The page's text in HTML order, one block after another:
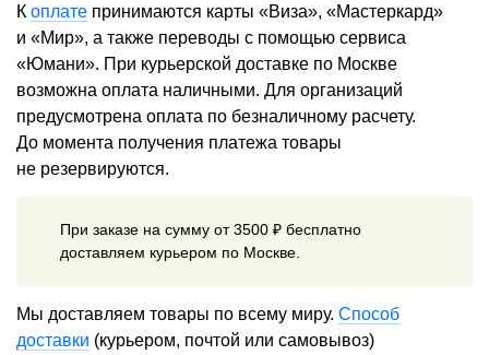
К оплате принимаются карты «Виза», «Мастеркард»
и «Мир», а также переводы с помощью сервиса
«Юмани». При курьерской доставке по Москве
возможна оплата наличными. Для организаций
предусмотрена оплата по безналичному расчету.
До момента получения платежа товары
не резервируются.
При заказе на сумму от 3500 ₽ бесплатно
доставляем курьером по Москве.
Мы доставляем товары по всему миру. Способ
доставки (курьером, почтой или самовывоз)